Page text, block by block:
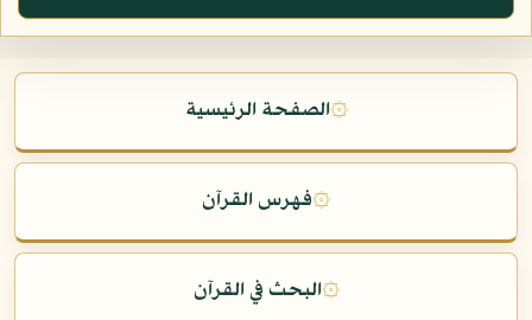
۞الصفحة الرئيسية
۞فهرس القرآن
۞البحث في القرآن